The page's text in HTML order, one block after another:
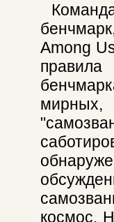
Among
космос.